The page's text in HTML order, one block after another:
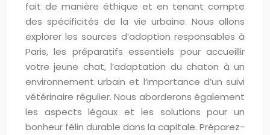
fait de manière éthique et en tenant compte
des spécificités de la vie urbaine. Nous allons
explorer les sources d’adoption responsables à
Paris, les préparatifs essentiels pour accueillir
votre jeune chat, l’adaptation du chaton à un
environnement urbain et l’importance d’un suivi
vétérinaire régulier. Nous aborderons également
les aspects légaux et les solutions pour un
bonheur félin durable dans la capitale. Préparez-